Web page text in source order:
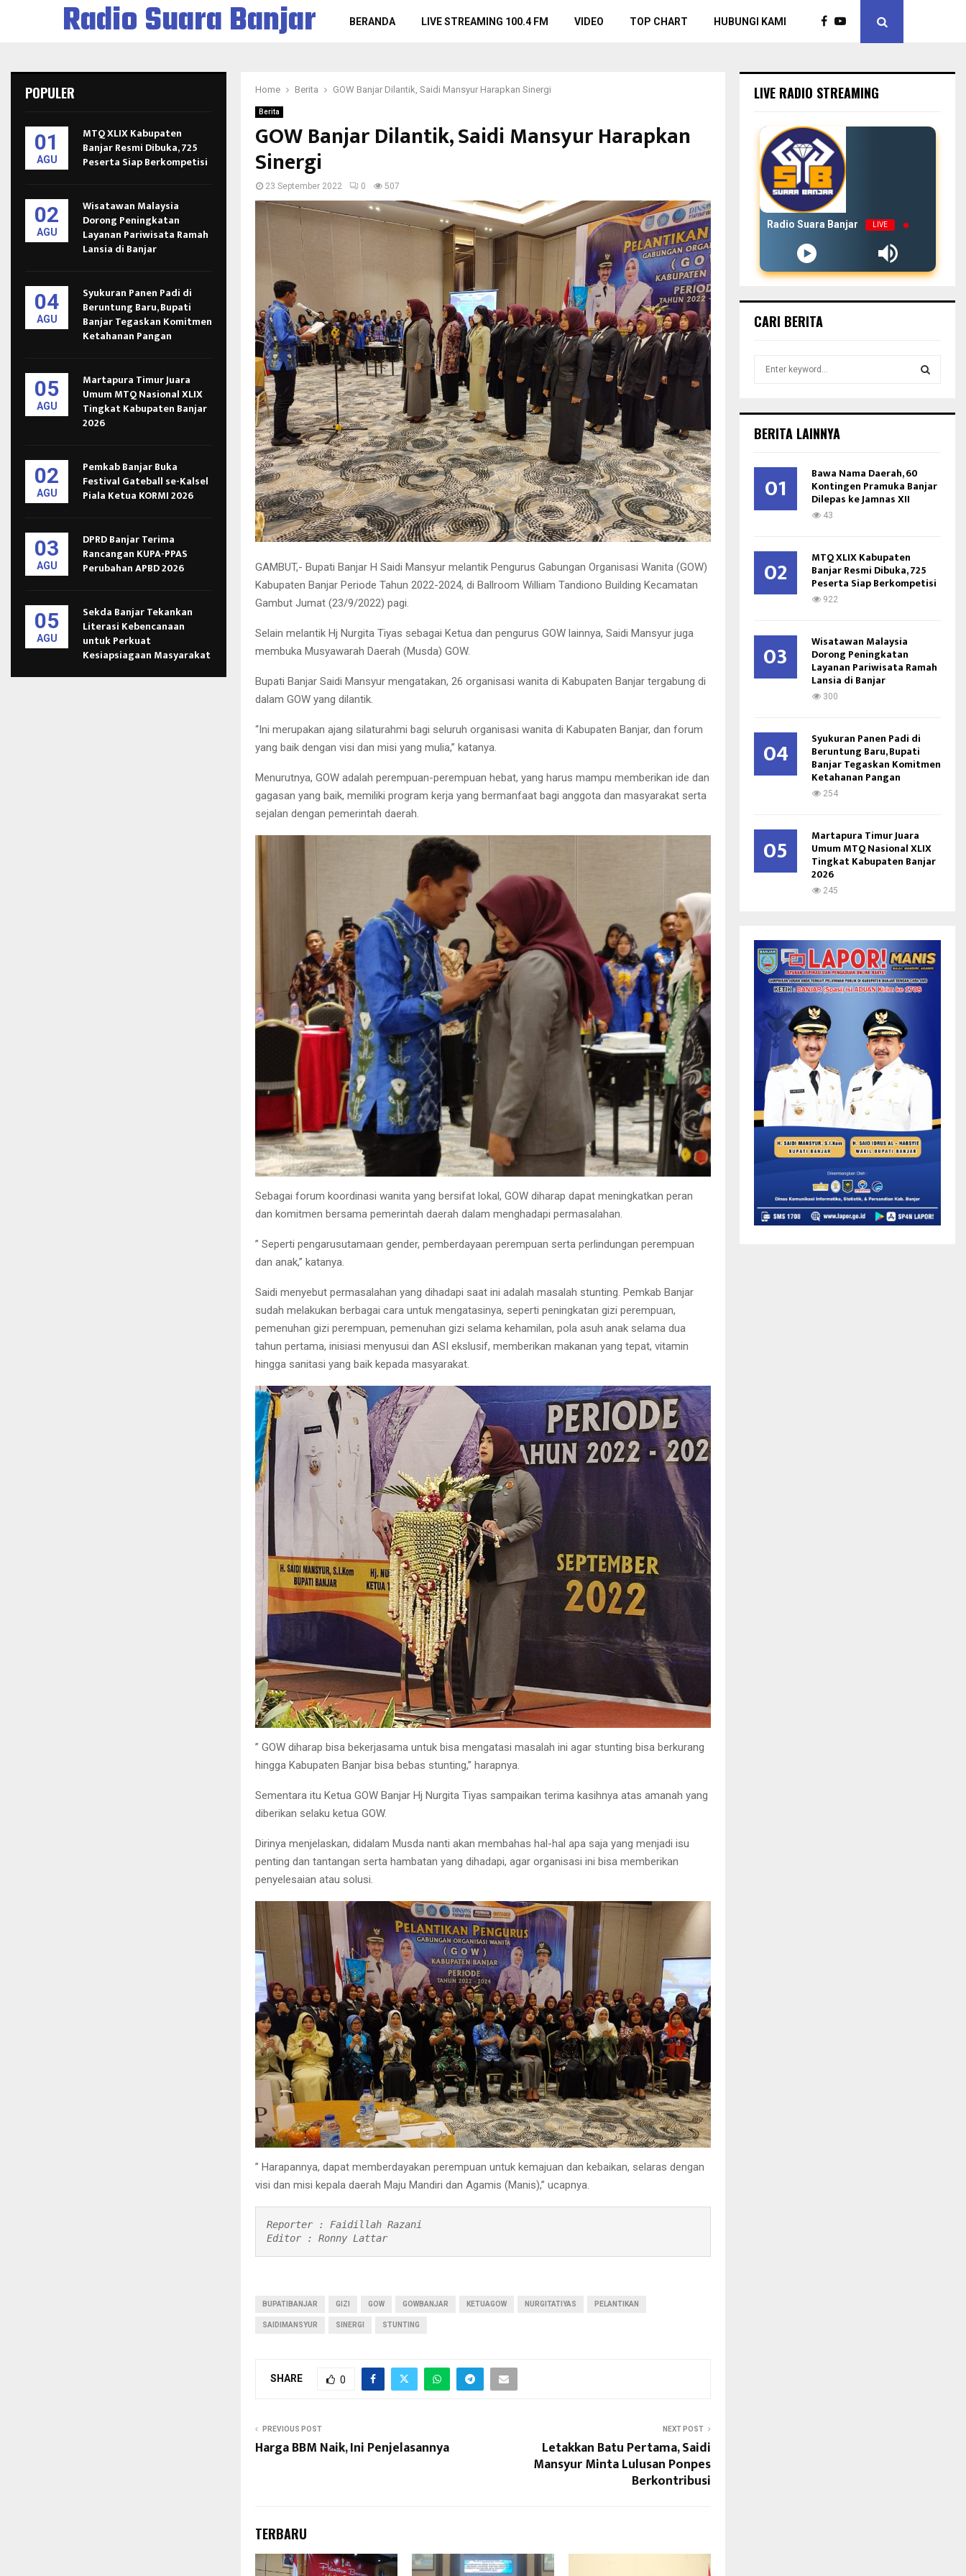
Radio Suara Banjar BERANDA LIVE STREAMING 100.4 FM VIDEO TOP CHART HUBUNGI KAMI
Home Berita GOW Banjar Dilantik, Saidi Mansyur Harapkan Sinergi
Berita
GOW Banjar Dilantik, Saidi Mansyur Harapkan
Sinergi
23 September 2022 0 507
GAMBUT,- Bupati Banjar H Saidi Mansyur melantik Pengurus Gabungan Organisasi Wanita (GOW)
Kabupaten Banjar Periode Tahun 2022-2024, di Ballroom William Tandiono Building Kecamatan
Gambut Jumat (23/9/2022) pagi.
Selain melantik Hj Nurgita Tiyas sebagai Ketua dan pengurus GOW lainnya, Saidi Mansyur juga
membuka Musyawarah Daerah (Musda) GOW.
Bupati Banjar Saidi Mansyur mengatakan, 26 organisasi wanita di Kabupaten Banjar tergabung di
dalam GOW yang dilantik.
“Ini merupakan ajang silaturahmi bagi seluruh organisasi wanita di Kabupaten Banjar, dan forum
yang baik dengan visi dan misi yang mulia,” katanya.
Menurutnya, GOW adalah perempuan-perempuan hebat, yang harus mampu memberikan ide dan
gagasan yang baik, memiliki program kerja yang bermanfaat bagi anggota dan masyarakat serta
sejalan dengan pemerintah daerah.
Sebagai forum koordinasi wanita yang bersifat lokal, GOW diharap dapat meningkatkan peran
dan komitmen bersama pemerintah daerah dalam menghadapi permasalahan.
” Seperti pengarusutamaan gender, pemberdayaan perempuan serta perlindungan perempuan
dan anak,” katanya.
Saidi menyebut permasalahan yang dihadapi saat ini adalah masalah stunting. Pemkab Banjar
sudah melakukan berbagai cara untuk mengatasinya, seperti peningkatan gizi perempuan,
pemenuhan gizi perempuan, pemenuhan gizi selama kehamilan, pola asuh anak selama dua
tahun pertama, inisiasi menyusui dan ASI ekslusif, memberikan makanan yang tepat, vitamin
hingga sanitasi yang baik kepada masyarakat.
” GOW diharap bisa bekerjasama untuk bisa mengatasi masalah ini agar stunting bisa berkurang
hingga Kabupaten Banjar bisa bebas stunting,” harapnya.
Sementara itu Ketua GOW Banjar Hj Nurgita Tiyas sampaikan terima kasihnya atas amanah yang
diberikan selaku ketua GOW.
Dirinya menjelaskan, didalam Musda nanti akan membahas hal-hal apa saja yang menjadi isu
penting dan tantangan serta hambatan yang dihadapi, agar organisasi ini bisa memberikan
penyelesaian atau solusi.
” Harapannya, dapat memberdayakan perempuan untuk kemajuan dan kebaikan, selaras dengan
visi dan misi kepala daerah Maju Mandiri dan Agamis (Manis),” ucapnya.
Reporter : Faidillah Razani
Editor : Ronny Lattar
BUPATIBANJAR GIZI GOW GOWBANJAR KETUAGOW NURGITATIYAS PELANTIKAN
SAIDIMANSYUR SINERGI STUNTING
SHARE 0
PREVIOUS POST
Harga BBM Naik, Ini Penjelasannya
NEXT POST
Letakkan Batu Pertama, Saidi
Mansyur Minta Lulusan Ponpes
Berkontribusi
TERBARU
POPULER
01
AGU
MTQ XLIX Kabupaten
Banjar Resmi Dibuka, 725
Peserta Siap Berkompetisi
02
AGU
Wisatawan Malaysia
Dorong Peningkatan
Layanan Pariwisata Ramah
Lansia di Banjar
04
AGU
Syukuran Panen Padi di
Beruntung Baru, Bupati
Banjar Tegaskan Komitmen
Ketahanan Pangan
05
AGU
Martapura Timur Juara
Umum MTQ Nasional XLIX
Tingkat Kabupaten Banjar
2026
02
AGU
Pemkab Banjar Buka
Festival Gateball se-Kalsel
Piala Ketua KORMI 2026
03
AGU
DPRD Banjar Terima
Rancangan KUPA-PPAS
Perubahan APBD 2026
05
AGU
Sekda Banjar Tekankan
Literasi Kebencanaan
untuk Perkuat
Kesiapsiagaan Masyarakat
LIVE RADIO STREAMING
Radio Suara Banjar LIVE
CARI BERITA
h
o
R
BERITA LAINNYA
01 Bawa Nama Daerah, 60
Kontingen Pramuka Banjar
Dilepas ke Jamnas XII
43
02 MTQ XLIX Kabupaten
Banjar Resmi Dibuka, 725
Peserta Siap Berkompetisi
922
03 Wisatawan Malaysia
Dorong Peningkatan
Layanan Pariwisata Ramah
Lansia di Banjar
300
04 Syukuran Panen Padi di
Beruntung Baru, Bupati
Banjar Tegaskan Komitmen
Ketahanan Pangan
254
05 Martapura Timur Juara
Umum MTQ Nasional XLIX
Tingkat Kabupaten Banjar
2026
245